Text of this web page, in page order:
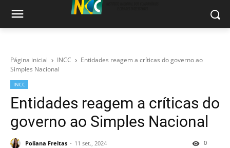
Página inicial INCC
Entidades reagem a críticas do governo ao
Simples Nacional
INCC
Entidades reagem a críticas do
governo ao Simples Nacional
Poliana Freitas 11 set., 2024 0